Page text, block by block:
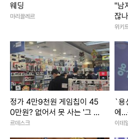
웨딩
마리끌레르
"남
잖
체
위키
정가 4만9천원 게임칩이 45
0만원? 없어서 못 사는 '그 시
절의 향수'
르데스크
`용
에…
장"
이데